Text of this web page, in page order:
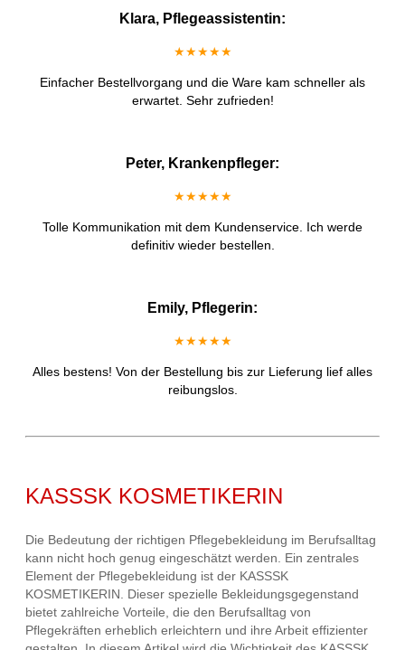
Klara, Pflegeassistentin:
★★★★★
Einfacher Bestellvorgang und die Ware kam schneller als
erwartet. Sehr zufrieden!
Peter, Krankenpfleger:
★★★★★
Tolle Kommunikation mit dem Kundenservice. Ich werde
definitiv wieder bestellen.
Emily, Pflegerin:
★★★★★
Alles bestens! Von der Bestellung bis zur Lieferung lief alles
reibungslos.
KASSSK KOSMETIKERIN
Die Bedeutung der richtigen Pflegebekleidung im Berufsalltag
kann nicht hoch genug eingeschätzt werden. Ein zentrales
Element der Pflegebekleidung ist der KASSSK
KOSMETIKERIN. Dieser spezielle Bekleidungsgegenstand
bietet zahlreiche Vorteile, die den Berufsalltag von
Pflegekräften erheblich erleichtern und ihre Arbeit effizienter